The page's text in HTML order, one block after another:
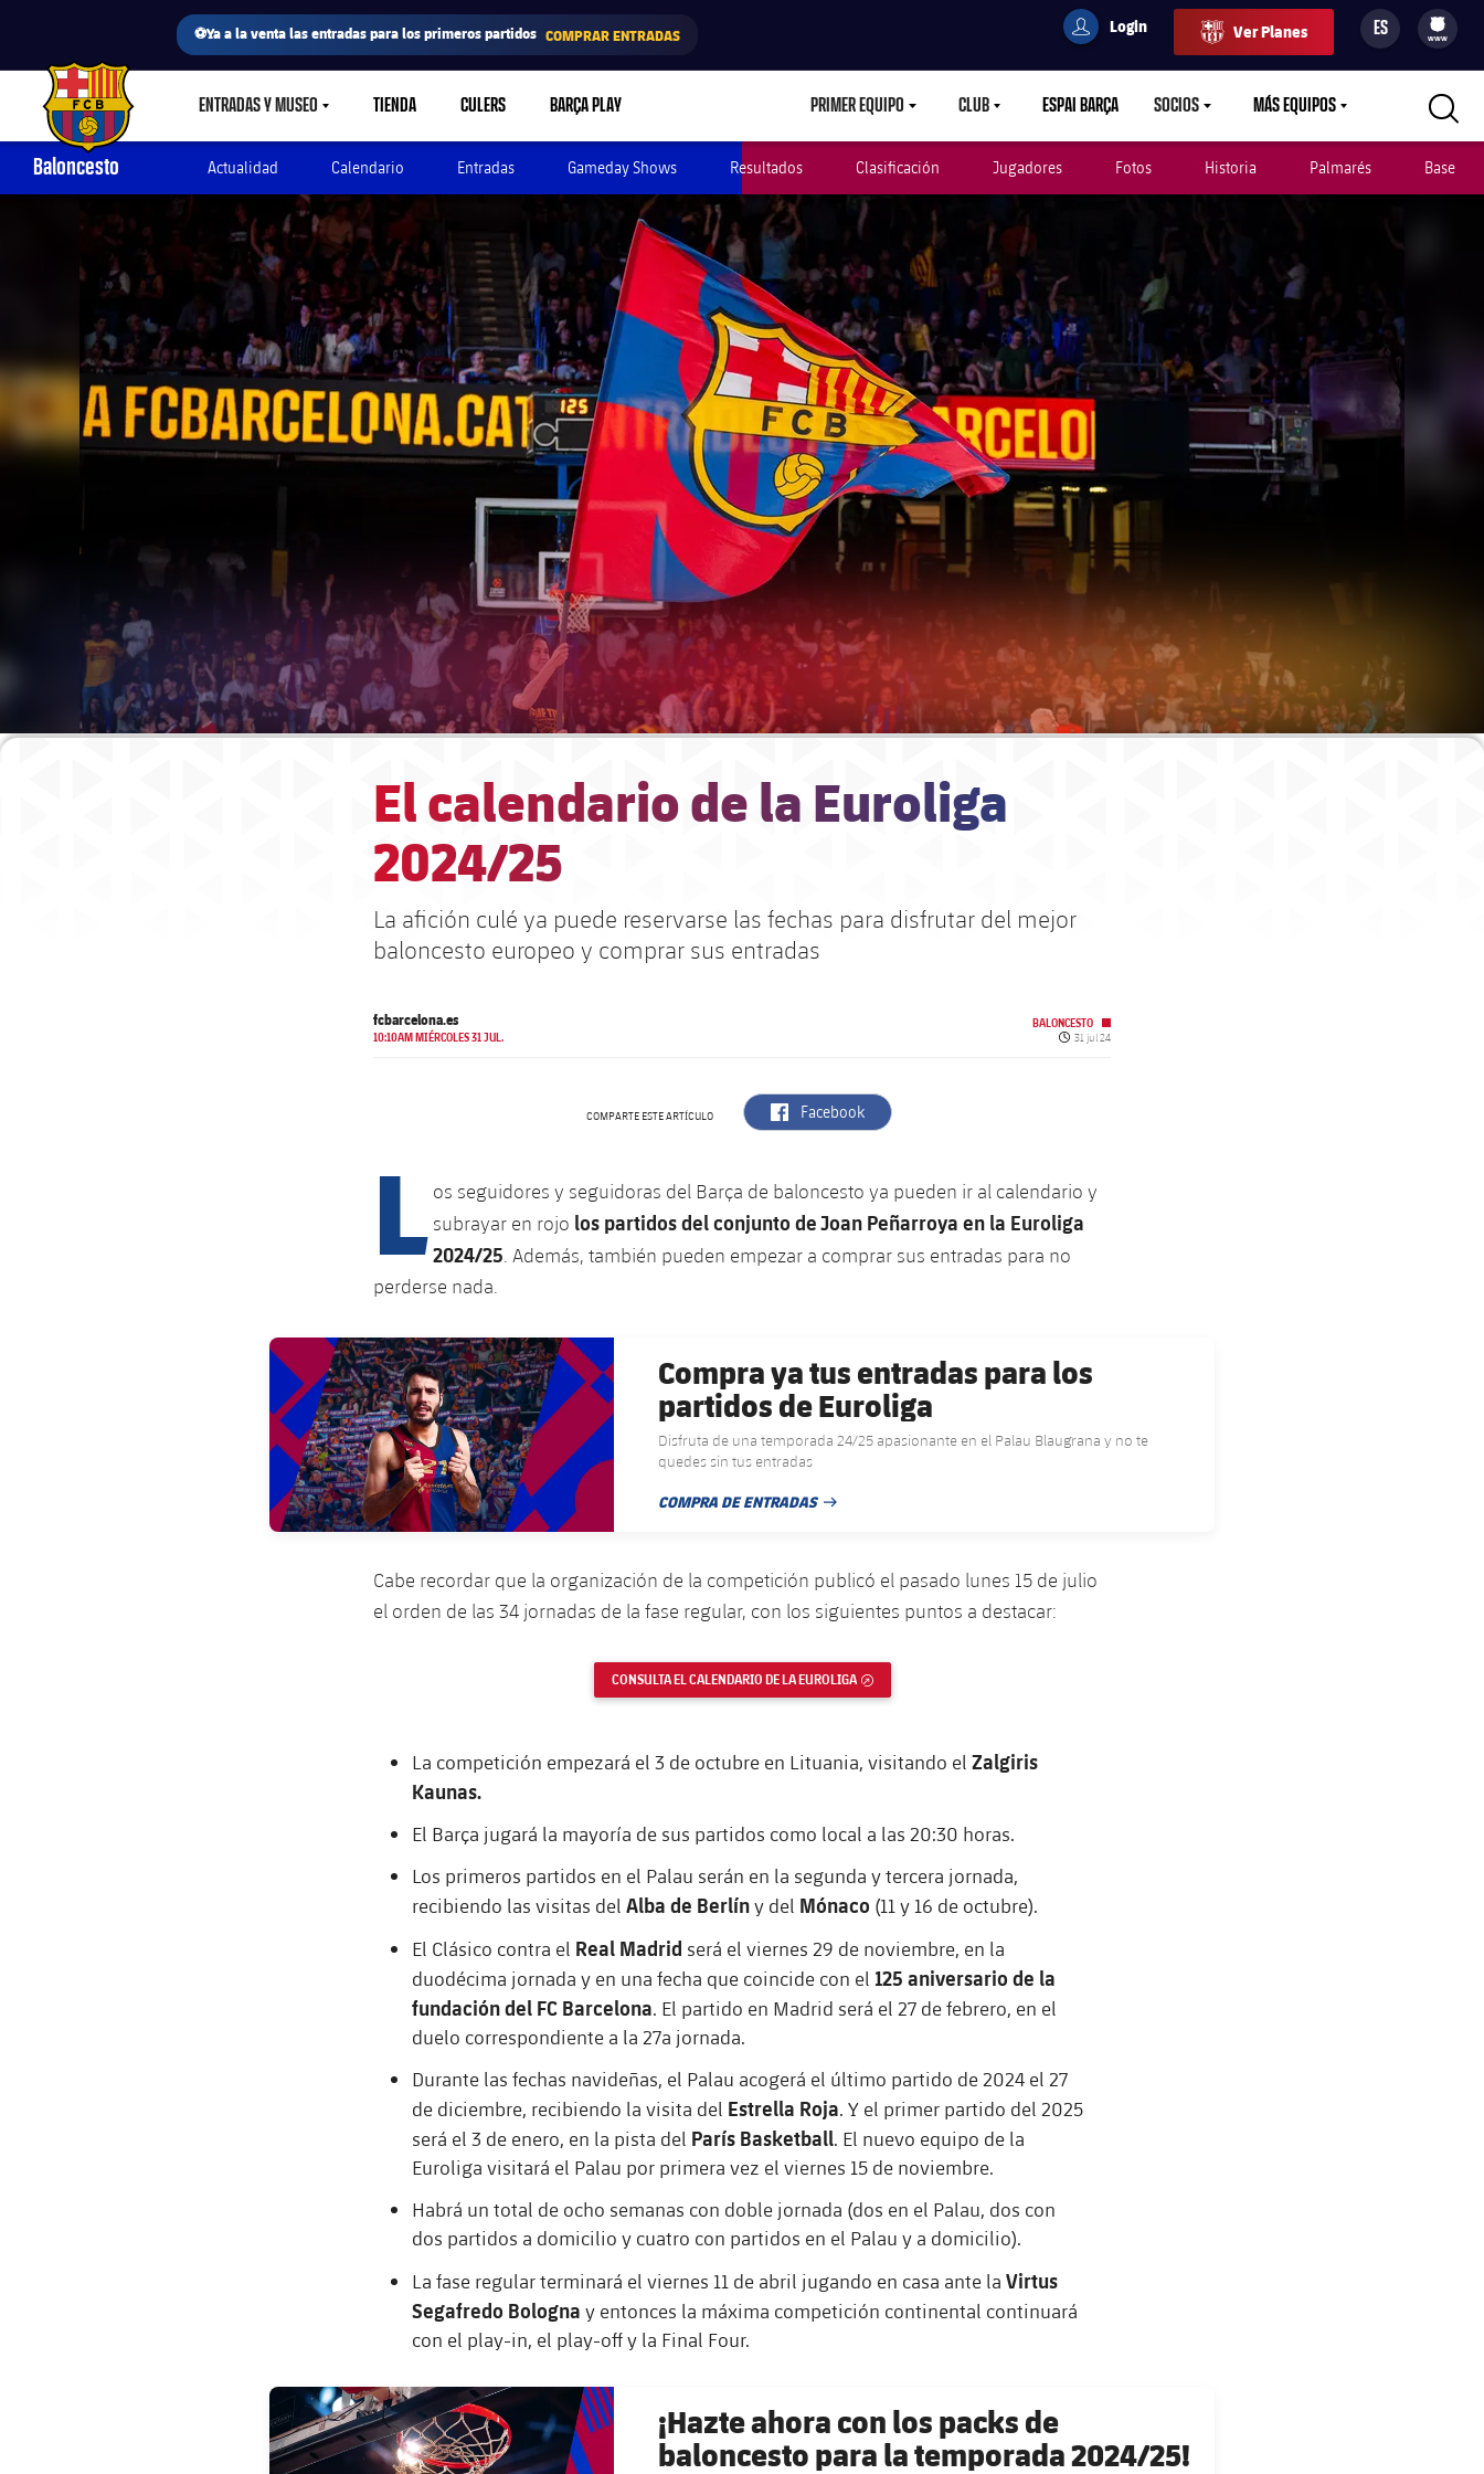
⚽Ya a la venta las entradas para los primeros partidos COMPRAR ENTRADAS userCulers
Login Ver Planes ES
filled-badge
www
FC Barcelona club badge ENTRADAS Y MUSEOLABEL.SHARE.CARETDOWN
TIENDA CULERS BARÇA PLAY PRIMER EQUIPOLABEL.ARIA.CARETDOWN
CLUBLABEL.ARIA.CARETDOWN
ESPAI BARÇA SOCIOSLABEL.ARIA.CARETDOWN
MÁS EQUIPOSLABEL.ARIA.CARETDOWN
Baloncesto Actualidad Calendario Entradas Gameday Shows Resultados Clasificación Jugadores Fotos Historia Palmarés Base
El calendario de la Euroliga
2024/25
La afición culé ya puede reservarse las fechas para disfrutar del mejor
baloncesto europeo y comprar sus entradas
fcbarcelona.es
10:10AM MIÉRCOLES 31 JUL.
BALONCESTO
Fecha de publicación
31 jul 24
COMPARTE ESTE ARTÍCULO label.aria.facebook
Facebook
L os seguidores y seguidoras del Barça de baloncesto ya pueden ir al calendario y
subrayar en rojo los partidos del conjunto de Joan Peñarroya en la Euroliga
2024/25. Además, también pueden empezar a comprar sus entradas para no
perderse nada.
FC Barcelona club badge
Compra ya tus entradas para los
partidos de Euroliga
Disfruta de una temporada 24/25 apasionante en el Palau Blaugrana y no te
quedes sin tus entradas
COMPRA DE ENTRADAS
FECHA DE PUBLICACIÓN
Cabe recordar que la organización de la competición publicó el pasado lunes 15 de julio
el orden de las 34 jornadas de la fase regular, con los siguientes puntos a destacar:
CONSULTA EL CALENDARIO DE LA EUROLIGA ENLACE EXTERNO
La competición empezará el 3 de octubre en Lituania, visitando el Zalgiris
Kaunas.
El Barça jugará la mayoría de sus partidos como local a las 20:30 horas.
Los primeros partidos en el Palau serán en la segunda y tercera jornada,
recibiendo las visitas del Alba de Berlíny del Mónaco (11 y 16 de octubre).
El Clásico contra el Real Madrid será el viernes 29 de noviembre, en la
duodécima jornada y en una fecha que coincide con el 125 aniversario de la
fundación del FC Barcelona. El partido en Madrid será el 27 de febrero, en el
duelo correspondiente a la 27a jornada.
Durante las fechas navideñas, el Palau acogerá el último partido de 2024 el 27
de diciembre, recibiendo la visita del Estrella Roja. Y el primer partido del 2025
será el 3 de enero, en la pista del París Basketball. El nuevo equipo de la
Euroliga visitará el Palau por primera vez el viernes 15 de noviembre.
Habrá un total de ocho semanas con doble jornada (dos en el Palau, dos con
dos partidos a domicilio y cuatro con partidos en el Palau y a domicilio).
La fase regular terminará el viernes 11 de abril jugando en casa ante la Virtus
Segafredo Bologna y entonces la máxima competición continental continuará
con el play-in, el play-off y la Final Four.
FC Barcelona club badge
¡Hazte ahora con los packs de
baloncesto para la temporada 2024/25!